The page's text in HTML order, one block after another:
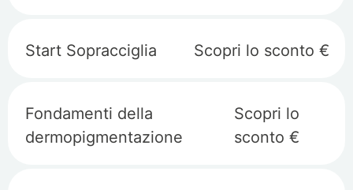
Start Sopracciglia Scopri lo sconto €
Fondamenti della
dermopigmentazione
Scopri lo
sconto €